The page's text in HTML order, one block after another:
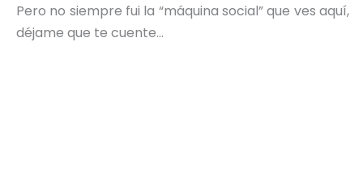
Pero no siempre fui la “máquina social” que ves aquí,
déjame que te cuente…